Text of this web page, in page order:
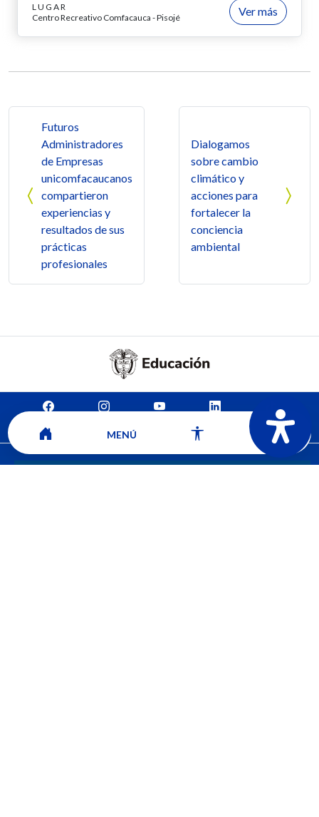
LUGAR
Centro Recreativo Comfacauca - Pisojé
Ver más
Futuros
Administradores
de Empresas
unicomfacaucanos
compartieron
experiencias y
resultados de sus
prácticas
profesionales
Dialogamos
sobre cambio
climático y
acciones para
fortalecer la
conciencia
ambiental
Mapa del sitio Ver ubicación y horarios de atención
MENÚ